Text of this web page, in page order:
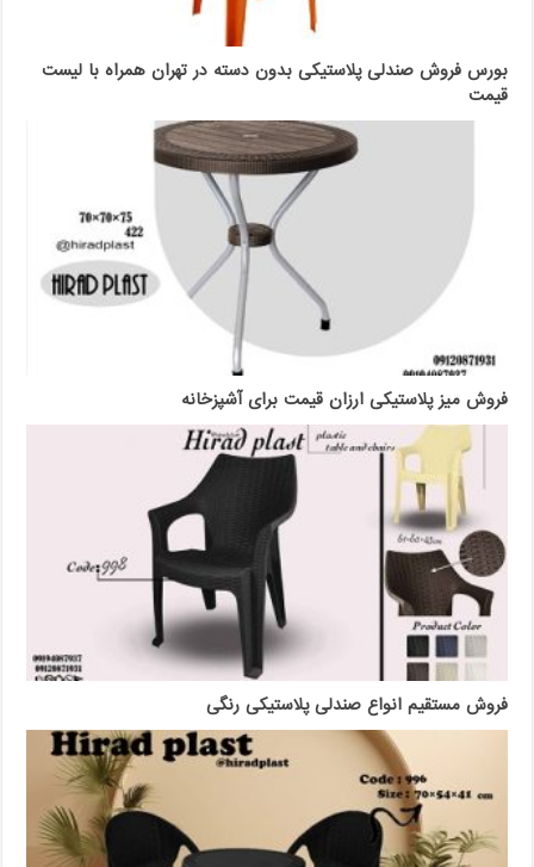
بورس فروش صندلی پلاستیکی بدون دسته در تهران همراه با لیست
قیمت
فروش میز پلاستیکی ارزان قیمت برای آشپزخانه
فروش مستقیم انواع صندلی پلاستیکی رنگی